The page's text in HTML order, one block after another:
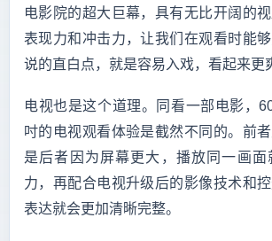
电影院的超大巨幕，具有无比开阔的
表现力和冲击力，让我们在观看时能够
说的直白点，就是容易入戏，看起来更
电视也是这个道理。同看一部电影，
吋的电视观看体验是截然不同的。前
是后者因为屏幕更大，播放同一画面
力，再配合电视升级后的影像技术和
表达就会更加清晰完整。